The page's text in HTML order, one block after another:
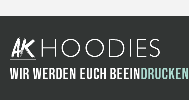
WIR WERDEN EUCH BEEINDRUCKEN